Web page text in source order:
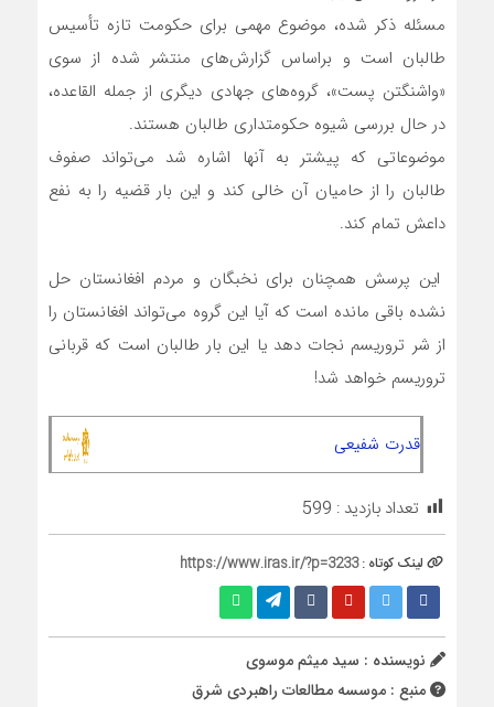
مسئله ذکر شده، موضوع مهمی برای حکومت تازه تأسیس
طالبان است و براساس گزارش‌های منتشر شده از سوی
«واشنگتن پست»، گروه‌های جهادی دیگری از جمله القاعده،
در حال بررسی شیوه حکومتداری طالبان هستند.
موضوعاتی که پیشتر به آنها اشاره شد می‌تواند صفوف
طالبان را از حامیان آن خالی کند و این بار قضیه را به نفع
داعش تمام کند.
این پرسش همچنان برای نخبگان و مردم افغانستان حل
نشده باقی مانده است که آیا این گروه می‌تواند افغانستان را
از شر تروریسم نجات دهد یا این بار طالبان است که قربانی
تروریسم خواهد شد!
قدرت شفیعی
تعداد بازدید : 599
لینک کوتاه :https://www.iras.ir/?p=3233
نویسنده : سید میثم موسوی
منبع : موسسه مطالعات راهبردی شرق